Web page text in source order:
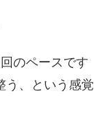
のペースです
う、という感覚